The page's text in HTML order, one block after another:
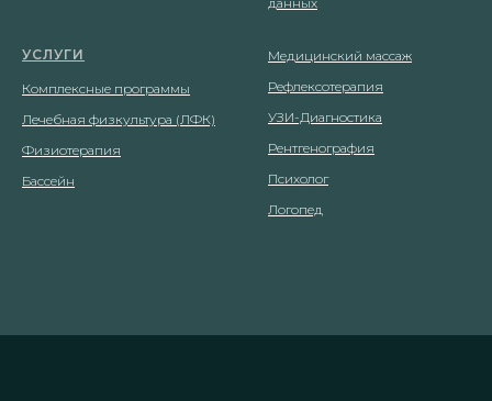
УСЛУГИ
Комплексные программы
Лечебная физкультура (ЛФК)
Физиотерапия
Бассейн
Медицинский массаж
Рефлексотерапия
УЗИ-Диагностика
Рентгенография
Психолог
Логопед